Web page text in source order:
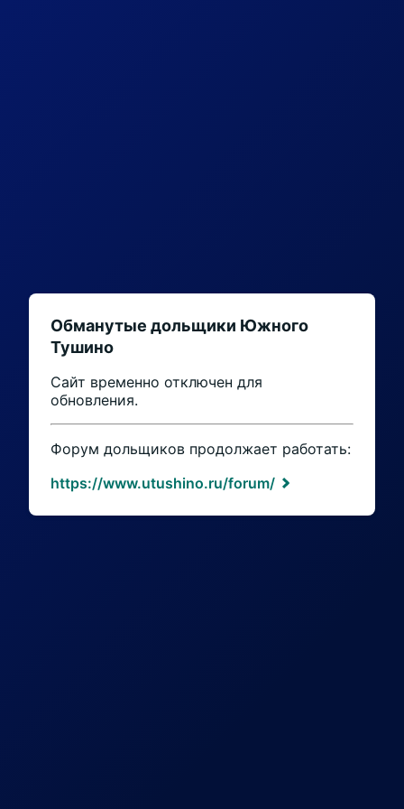
Обманутые дольщики Южного
Тушино
Сайт временно отключен для
обновления.
Форум дольщиков продолжает работать:
https://www.utushino.ru/forum/